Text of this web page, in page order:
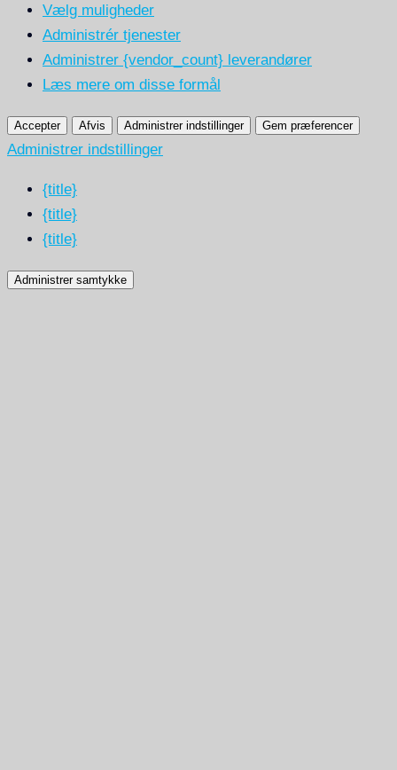
Vælg muligheder
Administrér tjenester
Administrer {vendor_count} leverandører
Læs mere om disse formål
Accepter Afvis Administrer indstillinger Gem præferencer
Administrer indstillinger
{title}
{title}
{title}
Administrer samtykke